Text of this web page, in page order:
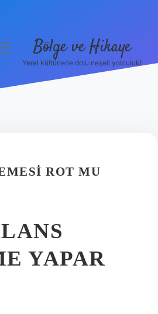
Bölge ve Hikaye
Yerel kültürlerle dolu neşeli yolculuk!
ROT MU
YAPAR